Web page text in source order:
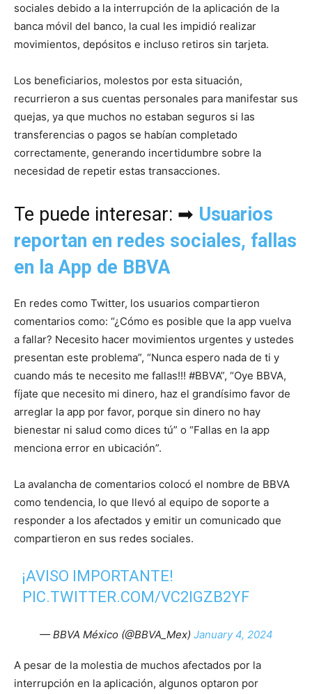
sociales debido a la interrupción de la aplicación de la
banca móvil del banco, la cual les impidió realizar
movimientos, depósitos e incluso retiros sin tarjeta.
Los beneficiarios, molestos por esta situación,
recurrieron a sus cuentas personales para manifestar sus
quejas, ya que muchos no estaban seguros si las
transferencias o pagos se habían completado
correctamente, generando incertidumbre sobre la
necesidad de repetir estas transacciones.
Te puede interesar: ➡ Usuarios
reportan en redes sociales, fallas
en la App de BBVA
En redes como Twitter, los usuarios compartieron
comentarios como: “¿Cómo es posible que la app vuelva
a fallar? Necesito hacer movimientos urgentes y ustedes
presentan este problema”, “Nunca espero nada de ti y
cuando más te necesito me fallas!!! #BBVA”, “Oye BBVA,
fíjate que necesito mi dinero, haz el grandísimo favor de
arreglar la app por favor, porque sin dinero no hay
bienestar ni salud como dices tú” o “Fallas en la app
menciona error en ubicación”.
La avalancha de comentarios colocó el nombre de BBVA
como tendencia, lo que llevó al equipo de soporte a
responder a los afectados y emitir un comunicado que
compartieron en sus redes sociales.
¡AVISO IMPORTANTE!
PIC.TWITTER.COM/VC2IGZB2YF
— BBVA México (@BBVA_Mex) January 4, 2024
A pesar de la molestia de muchos afectados por la
interrupción en la aplicación, algunos optaron por